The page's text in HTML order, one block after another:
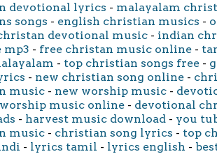
devotional lyrics - malayalam
songs - english christian musics -
devotional music - indian
mp3 - free christan music online -
- top christian songs free -
- new christian song online -
music - new worship music -
worship music online - devotional
- harvest music download - you
music - christian song lyrics - top
- lyrics tamil - lyrics english -